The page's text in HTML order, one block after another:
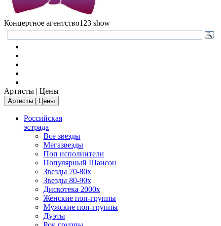
Концертное агентство123 show
Артисты | Цены
Артисты | Цены
Российская
эстрада
Все звезды
Мегазвезды
Поп исполнители
Популярный Шансон
Звезды 70-80х
Звезды 80-90х
Дискотека 2000х
Женские поп-группы
Мужские поп-группы
Дуэты